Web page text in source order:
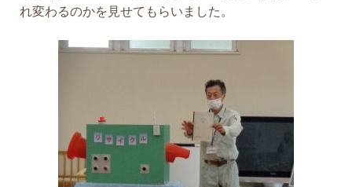
れ変わるのかを見せてもらいました。